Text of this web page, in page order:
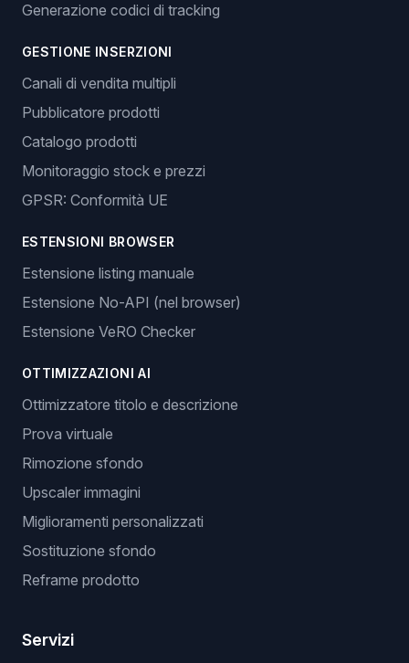
Generazione codici di tracking
GESTIONE INSERZIONI
Canali di vendita multipli
Pubblicatore prodotti
Catalogo prodotti
Monitoraggio stock e prezzi
GPSR: Conformità UE
ESTENSIONI BROWSER
Estensione listing manuale
Estensione No-API (nel browser)
Estensione VeRO Checker
OTTIMIZZAZIONI AI
Ottimizzatore titolo e descrizione
Prova virtuale
Rimozione sfondo
Upscaler immagini
Miglioramenti personalizzati
Sostituzione sfondo
Reframe prodotto
Servizi